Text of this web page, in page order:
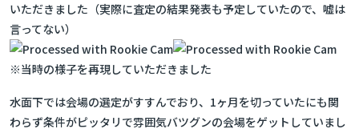
いただきました（実際に査定の結果発表も予定していたので、嘘は
言ってない）
※当時の様子を再現していただきました
水面下では会場の選定がすすんでおり、1ヶ月を切っていたにも関
わらず条件がピッタリで雰囲気バツグンの会場をゲットしていまし